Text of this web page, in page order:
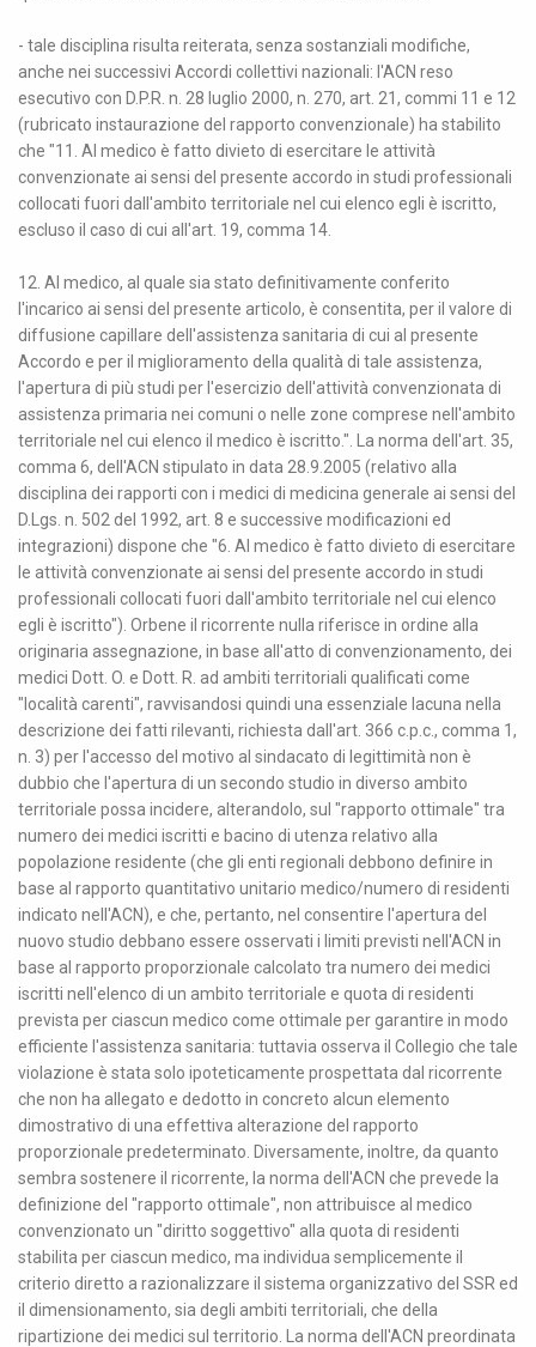
- tale disciplina risulta reiterata, senza sostanziali modifiche,
anche nei successivi Accordi collettivi nazionali: I'ACN reso
esecutivo con D.P.R. n. 28 luglio 2000, n. 270, art. 21, commi 11 e 12
(rubricato instaurazione del rapporto convenzionale) ha stabilito
che "11. Al medico è fatto divieto di esercitare le attività
convenzionate ai sensi del presente accordo in studi professionali
collocati fuori dall'ambito territoriale nel cui elenco egli è iscritto,
escluso il caso di cui all'art. 19, comma 14.
12. Al medico, al quale sia stato definitivamente conferito
l'incarico ai sensi del presente articolo, è consentita, per il valore di
diffusione capillare dell'assistenza sanitaria di cui al presente
Accordo e per il miglioramento della qualità di tale assistenza,
l'apertura di più studi per l'esercizio dell'attività convenzionata di
assistenza primaria nei comuni o nelle zone comprese nell'ambito
territoriale nel cui elenco il medico è iscritto.". La norma dell'art. 35,
comma 6, dell'ACN stipulato in data 28.9.2005 (relativo alla
disciplina dei rapporti con i medici di medicina generale ai sensi del
D.Lgs. n. 502 del 1992, art. 8 e successive modificazioni ed
integrazioni) dispone che "6. Al medico è fatto divieto di esercitare
le attività convenzionate ai sensi del presente accordo in studi
professionali collocati fuori dall'ambito territoriale nel cui elenco
egli è iscritto"). Orbene il ricorrente nulla riferisce in ordine alla
originaria assegnazione, in base all'atto di convenzionamento, dei
medici Dott. O. e Dott. R. ad ambiti territoriali qualificati come
"località carenti", ravvisandosi quindi una essenziale lacuna nella
descrizione dei fatti rilevanti, richiesta dall'art. 366 c.p.c., comma 1,
n. 3) per l'accesso del motivo al sindacato di legittimità non è
dubbio che l'apertura di un secondo studio in diverso ambito
territoriale possa incidere, alterandolo, sul "rapporto ottimale" tra
numero dei medici iscritti e bacino di utenza relativo alla
popolazione residente (che gli enti regionali debbono definire in
base al rapporto quantitativo unitario medico/numero di residenti
indicato nell'ACN), e che, pertanto, nel consentire l'apertura del
nuovo studio debbano essere osservati i limiti previsti nell'ACN in
base al rapporto proporzionale calcolato tra numero dei medici
iscritti nell'elenco di un ambito territoriale e quota di residenti
prevista per ciascun medico come ottimale per garantire in modo
efficiente l'assistenza sanitaria: tuttavia osserva il Collegio che tale
violazione è stata solo ipoteticamente prospettata dal ricorrente
che non ha allegato e dedotto in concreto alcun elemento
dimostrativo di una effettiva alterazione del rapporto
proporzionale predeterminato. Diversamente, inoltre, da quanto
sembra sostenere il ricorrente, la norma dell'ACN che prevede la
definizione del "rapporto ottimale", non attribuisce al medico
convenzionato un "diritto soggettivo" alla quota di residenti
stabilita per ciascun medico, ma individua semplicemente il
criterio diretto a razionalizzare il sistema organizzativo del SSR ed
il dimensionamento, sia degli ambiti territoriali, che della
ripartizione dei medici sul territorio. La norma dell'ACN preordinata